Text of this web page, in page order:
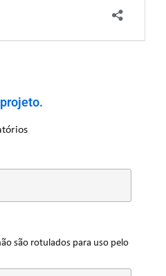
são rotulados para uso pelo